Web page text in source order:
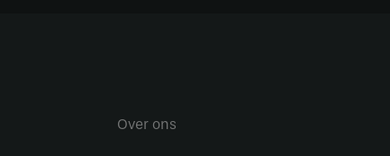
Over ons